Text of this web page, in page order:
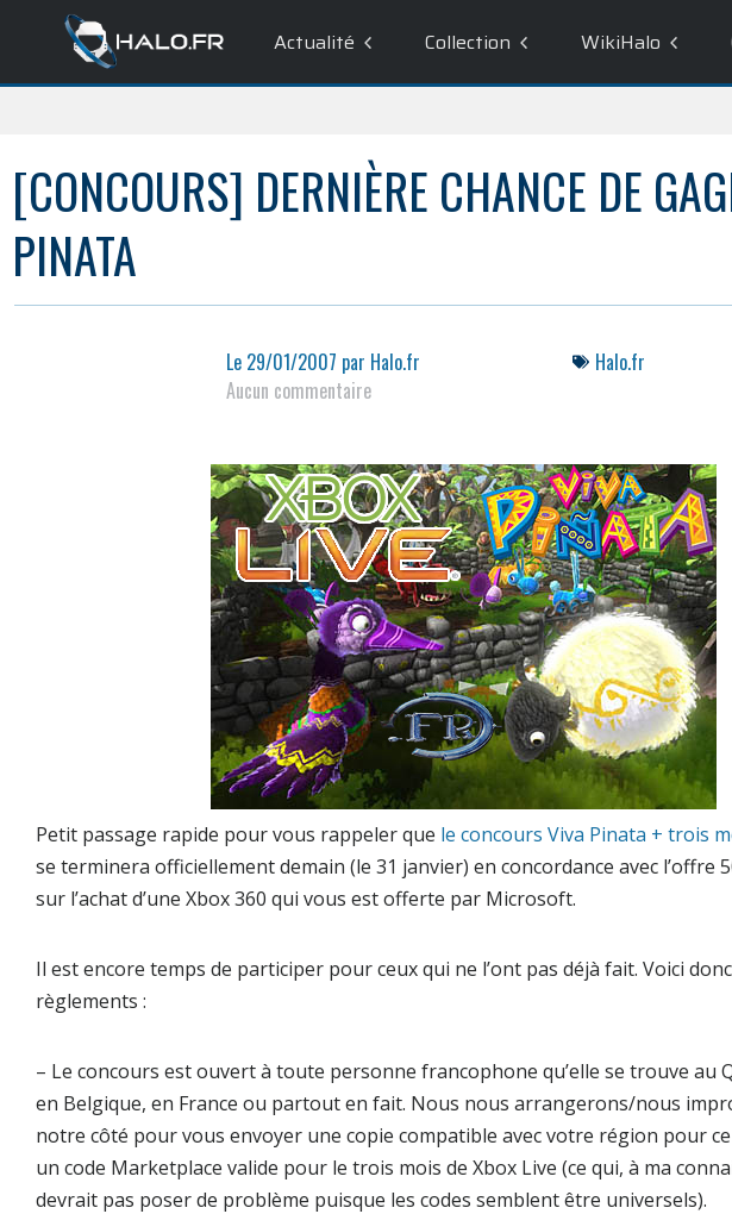
Actualité Collection WikiHalo
[CONCOURS] DERNIÈRE CHANCE DE
PINATA
Le 29/01/2007 par Halo.fr
Aucun commentaire
Halo.fr
Petit passage rapide pour vous rappeler que le concours Viva Pinata + trois
se terminera officiellement demain (le 31 janvier) en concordance avec l’offre
sur l’achat d’une Xbox 360 qui vous est offerte par Microsoft.
Il est encore temps de participer pour ceux qui ne l’ont pas déjà fait. Voici
règlements :
– Le concours est ouvert à toute personne francophone qu’elle se trouve au
en Belgique, en France ou partout en fait. Nous nous arrangerons/nous
notre côté pour vous envoyer une copie compatible avec votre région pour
un code Marketplace valide pour le trois mois de Xbox Live (ce qui, à ma
devrait pas poser de problème puisque les codes semblent être universels).